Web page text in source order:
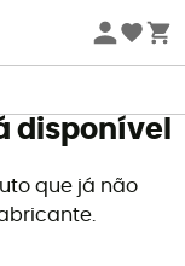
de 2 produtos*
disponível
que já não